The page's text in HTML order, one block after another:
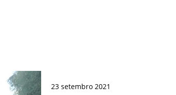
23 setembro 2021